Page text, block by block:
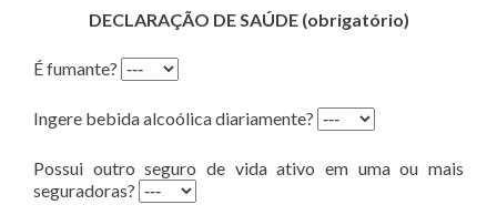
DECLARAÇÃO DE SAÚDE (obrigatório)
É fumante?
Ingere bebida alcoólica diariamente?
Possui outro seguro de vida ativo em uma ou mais
seguradoras?